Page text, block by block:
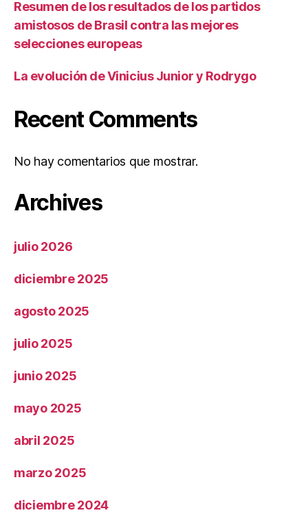
Resumen de los resultados de los partidos
amistosos de Brasil contra las mejores
selecciones europeas
La evolución de Vinicius Junior y Rodrygo
Recent Comments
No hay comentarios que mostrar.
Archives
julio 2026
diciembre 2025
agosto 2025
julio 2025
junio 2025
mayo 2025
abril 2025
marzo 2025
diciembre 2024